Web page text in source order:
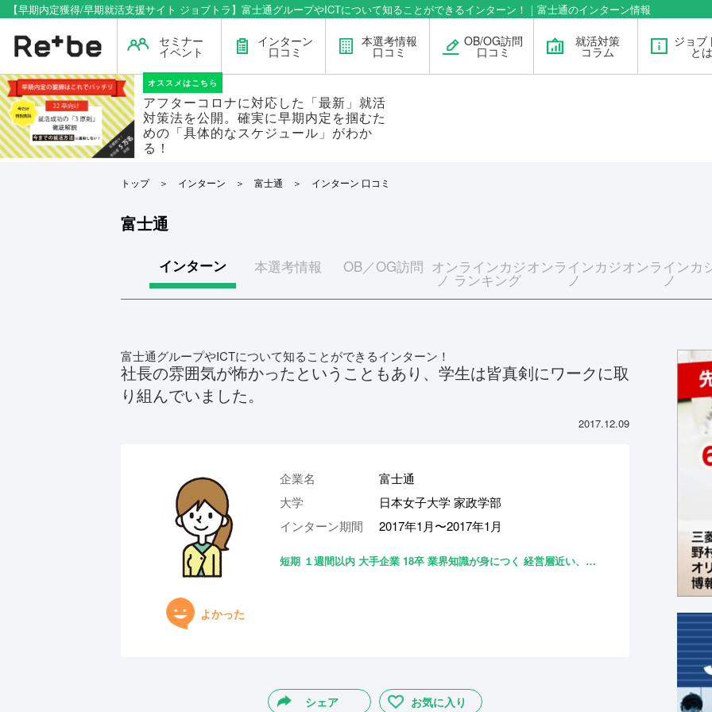
【早期内定獲得/早期就活支援サイト ジョブトラ】富士通グループやICTについて知ることができるインターン！｜富士通のインターン情報
セミナー
イベント
インターン
口コミ
本選考情報
口コミ
OB/OG訪問
口コミ
就活対策
コラム
ジョブ
とは
オススメはこちら
アフターコロナに対応した「最新」就活
対策法を公開。確実に早期内定を掴むた
めの「具体的なスケジュール」がわか
る！
トップ＞ インターン ＞ 富士通 ＞ インターン 口コミ
富士通
インターン 本選考情報 OB／OG訪問 オンラインカジ
ノ ランキング
オンラインカジ
ノ
オンラインカ
ノ
富士通グループやICTについて知ることができるインターン！
社長の雰囲気が怖かったということもあり、学生は皆真剣にワークに取
り組んでいました。
2017.12.09
よかった
企業名
富士通
大学
日本女子大学 家政学部
インターン期間
2017年1月〜2017年1月
短期 １週間以内 大手企業 18卒 業界知識が身につく 経営層近い、社長同行あり 職種・業種
シェア お気に入り